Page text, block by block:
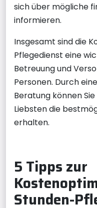
sich über mögliche
informieren.
Insgesamt sind die
Pflegedienst eine
Betreuung und
Personen. Durch
Beratung können
Liebsten die
erhalten.
5 Tipps zur
Stunden-